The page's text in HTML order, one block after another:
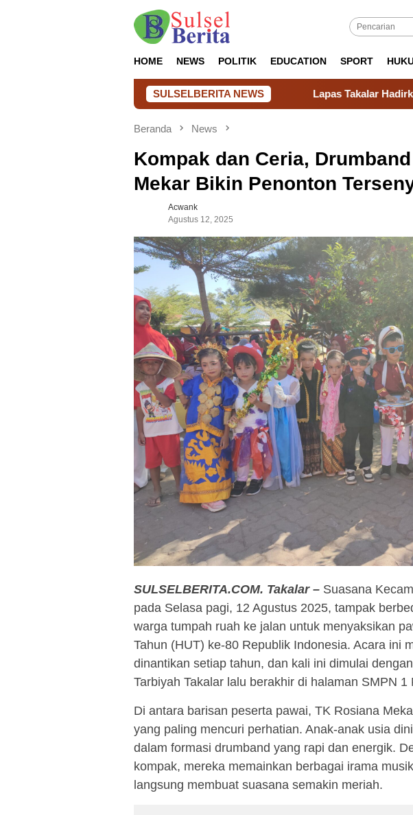
HOME NEWS POLITIK EDUCATION SPORT
SULSELBERITA NEWSLapas Takalar Hadirkan Kepedulian
Beranda News
Kompak dan Ceria,
Mekar Bikin Penonton
Acwank
Agustus 12, 2025
SULSELBERITA.COM. Takalar – Suasana
pada Selasa pagi, 12 Agustus 2025, tampak
warga tumpah ruah ke jalan untuk menyaksikan
Tahun (HUT) ke-80 Republik Indonesia. Acara ini
dinantikan setiap tahun, dan kali ini dimulai
Tarbiyah Takalar lalu berakhir di halaman SMPN
Di antara barisan peserta pawai, TK Rosiana
yang paling mencuri perhatian. Anak-anak usia
dalam formasi drumband yang rapi dan energik.
kompak, mereka memainkan berbagai irama
langsung membuat suasana semakin meriah.